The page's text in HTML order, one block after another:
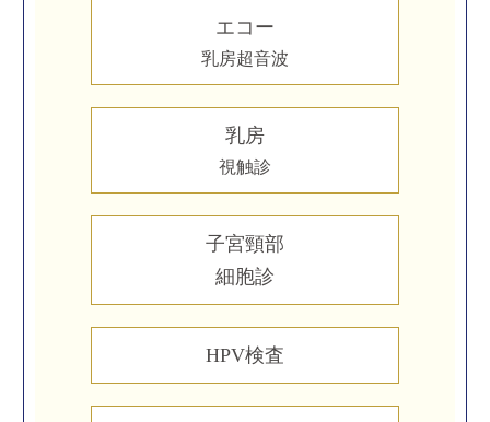
エコー
乳房超音波
乳房
視触診
子宮頸部
細胞診
HPV検査